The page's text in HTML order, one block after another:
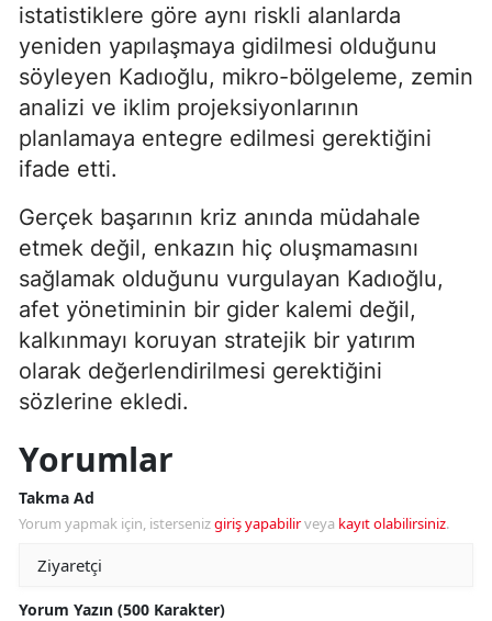
istatistiklere göre aynı riskli alanlarda
yeniden yapılaşmaya gidilmesi olduğunu
söyleyen Kadıoğlu, mikro-bölgeleme, zemin
analizi ve iklim projeksiyonlarının
planlamaya entegre edilmesi gerektiğini
ifade etti.
Gerçek başarının kriz anında müdahale
etmek değil, enkazın hiç oluşmamasını
sağlamak olduğunu vurgulayan Kadıoğlu,
afet yönetiminin bir gider kalemi değil,
kalkınmayı koruyan stratejik bir yatırım
olarak değerlendirilmesi gerektiğini
sözlerine ekledi.
Yorumlar
Takma Ad
Yorum yapmak için, istersenizgiriş yapabilirveya kayıt olabilirsiniz.
Yorum Yazın (500 Karakter)